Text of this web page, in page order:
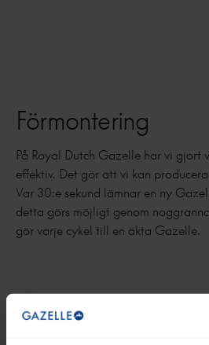
Förmontering
På Royal Dutch Gazelle har vi gjort
effektiv. Det gör att vi kan
Var 30:e sekund lämnar en ny
detta görs möjligt genom
gör varje cykel till en äkta Gazelle.